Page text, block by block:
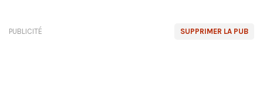
SUPPRIMER LA PUB
PUBLICITÉ